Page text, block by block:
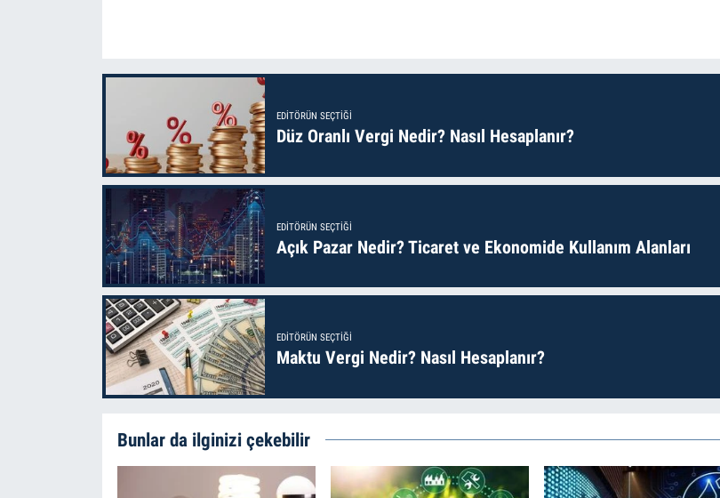
EDITÖRÜN SEÇTIĞI
Düz Oranlı Vergi Nedir? Nasıl Hesaplanır?
EDITÖRÜN SEÇTIĞI
Açık Pazar Nedir? Ticaret ve Ekonomide Kullanım Alanları
EDITÖRÜN SEÇTIĞI
Maktu Vergi Nedir? Nasıl Hesaplanır?
Bunlar da ilginizi çekebilir